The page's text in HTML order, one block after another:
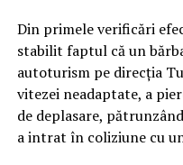
Din primele verificări
stabilit faptul că un
autoturism pe direcția
vitezei neadaptate, a
de deplasare,
a intrat în coliziune cu